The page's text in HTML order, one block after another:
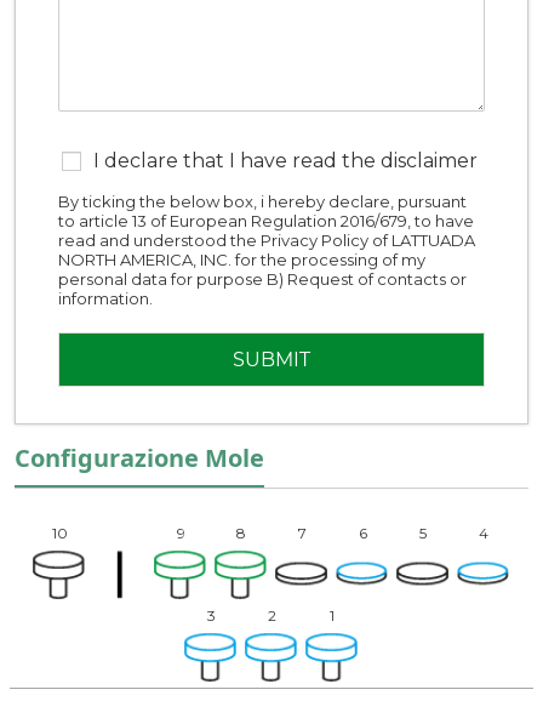
I declare that I have read the disclaimer
By ticking the below box, i hereby declare, pursuant
to article 13 of European Regulation 2016/679, to have
read and understood the Privacy Policy of LATTUADA
NORTH AMERICA, INC. for the processing of my
personal data for purpose B) Request of contacts or
information.
Configurazione Mole
10 9 8 7 6 5 4
3 2 1